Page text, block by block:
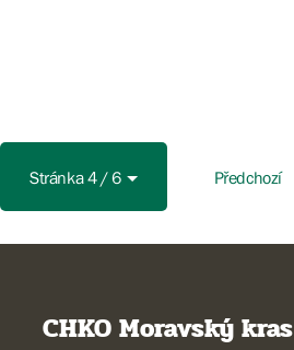
Stránka 4 / 6 Předchozí
CHKO Moravský kras